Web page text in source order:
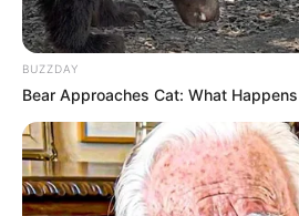
BUZZDAY
Bear Approaches Cat: What